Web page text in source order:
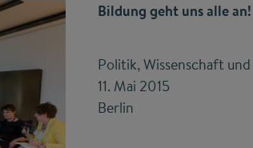
Bildung geht uns alle an!
Politik, Wissenschaft
11. Mai 2015
Berlin